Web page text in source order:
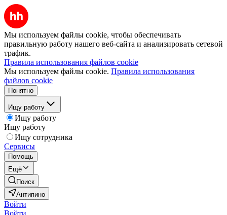
Мы используем файлы cookie, чтобы обеспечивать
правильную работу нашего веб-сайта и анализировать сетевой
трафик.
Правила использования файлов cookie
Мы используем файлы cookie. Правила использования
файлов cookie
Понятно
Ищу работу
Ищу работу
Ищу работу
Ищу сотрудника
Сервисы
Помощь
Ещё
Поиск
Антипино
Войти
Войти